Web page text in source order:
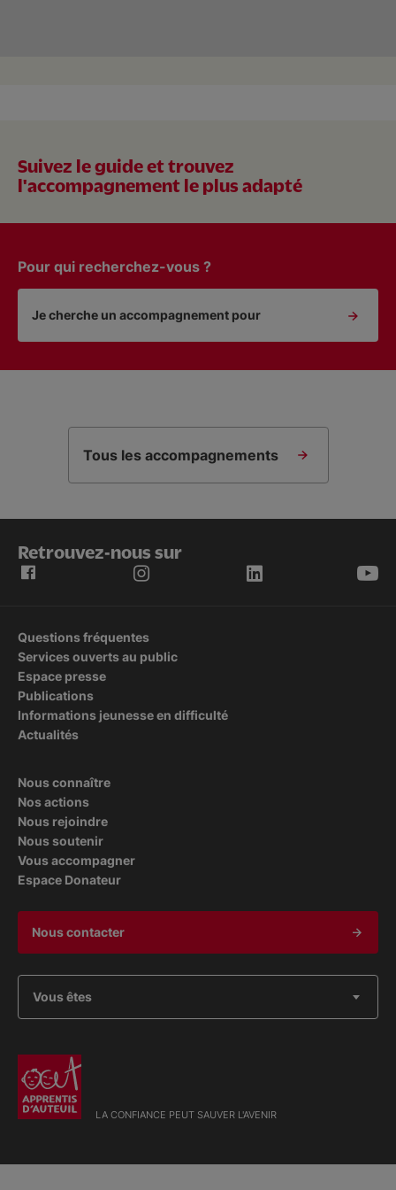
Suivez le guide et trouvez
l'accompagnement le plus adapté
Pour qui recherchez-vous ?
Je cherche un accompagnement pour
Tous les accompagnements
Retrouvez-nous sur
Questions fréquentes
Services ouverts au public
Espace presse
Publications
Informations jeunesse en difficulté
Actualités
Nous connaître
Nos actions
Nous rejoindre
Nous soutenir
Vous accompagner
Espace Donateur
Nous contacter
Vous êtes
LA CONFIANCE PEUT SAUVER L'AVENIR